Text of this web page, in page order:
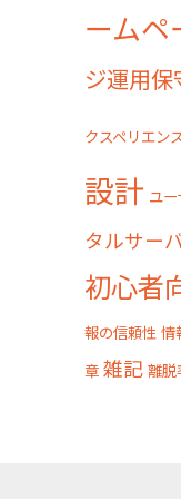
ームペ
ジ運用保
クスペリエン
設計 ユ
タルサー
初心者
報の信頼性 情
章 雑記 離脱